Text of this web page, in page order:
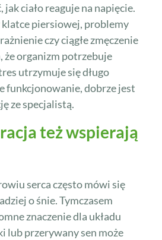
ciało reaguje na napięcie.
klatce piersiowej, problemy
czy ciągłe zmęczenie
że organizm potrzebuje
utrzymuje się długo
funkcjonowanie, dobrze jest
ze specjalistą.
też wspierają
serca często mówi się
o śnie. Tymczasem
znaczenie dla układu
lub przerywany sen może